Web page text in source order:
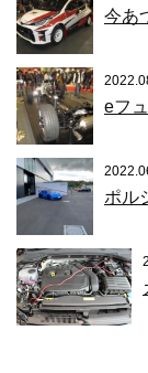
今あ
eフ
ポル